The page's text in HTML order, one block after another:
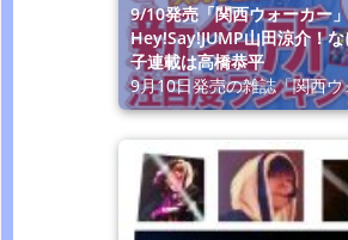
9/10発売「関西ウォーカー
Hey!Say!JUMP山田涼介！
子連載は高橋恭平
9月10日発売の雑誌「関西ウ